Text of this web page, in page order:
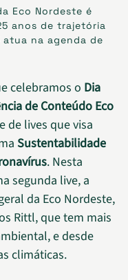
Eco Nordeste é
anos de trajetória
na agenda de
celebramos o Dia
de Conteúdo Eco
de lives que visa
Sustentabilidade
. Nesta
segunda live, a
da Eco Nordeste,
Rittl, que tem mais
e desde
climáticas.